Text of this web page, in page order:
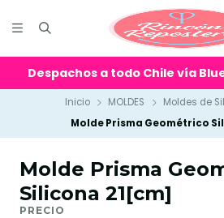
Despachos a todo Chile vía
Inicio MOLDES
Moldes de
Molde Prisma Geométrico
Molde Prisma
Silicona 21[cm]
PRECIO